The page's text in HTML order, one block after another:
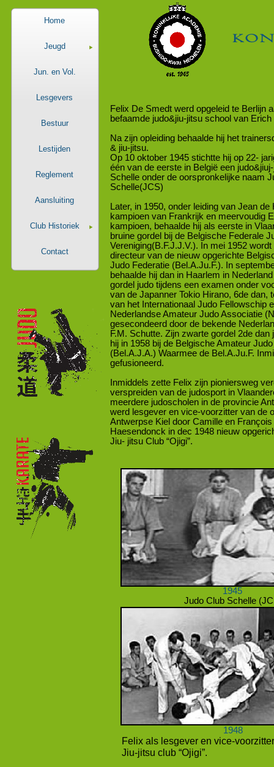
Home
Jeugd
Jun. en Vol.
Lesgevers
Bestuur
Lestijden
Reglement
Aansluiting
Club Historiek
Contact
Felix De Smedt werd opgeleid te Berlijn
befaamde judo&jiu-jitsu school van Erich
Na zijn opleiding behaalde hij het
& jiu-jitsu.
Op 10 oktober 1945 stichtte hij op 22-
één van de eerste in België een judo&jiuj-
Schelle onder de oorspronkelijke naam
Schelle(JCS)
Later, in 1950, onder leiding van Jean de
kampioen van Frankrijk en meervoudig
kampioen, behaalde hij als eerste in
bruine gordel bij de Belgische Federale
Vereniging(B.F.J.J.V.). In mei 1952
directeur van de nieuw opgerichte
Judo Federatie (Bel.A.Ju.F.). In
behaalde hij dan in Haarlem in
gordel judo tijdens een examen onder
van de Japanner Tokio Hirano, 6de dan,
van het Internationaal Judo Fellowschip
Nederlandse Amateur Judo Associatie
gesecondeerd door de bekende
F.M. Schutte. Zijn zwarte gordel 2de dan
hij in 1958 bij de Belgische Amateur
(Bel.A.J.A.) Waarmee de Bel.A.Ju.F.
gefusioneerd.
Inmiddels zette Felix zijn pioniersweg
verspreiden van de judosport in
meerdere judoscholen in de provincie
werd lesgever en vice-voorzitter van de
Antwerpse Kiel door Camille en François
Haesendonck in dec 1948 nieuw
Jiu- jitsu Club “Ojigi”.
1945
Judo Club Schelle
1948
Felix als lesgever en vice-
Jiu-jitsu club “Ojigi”.